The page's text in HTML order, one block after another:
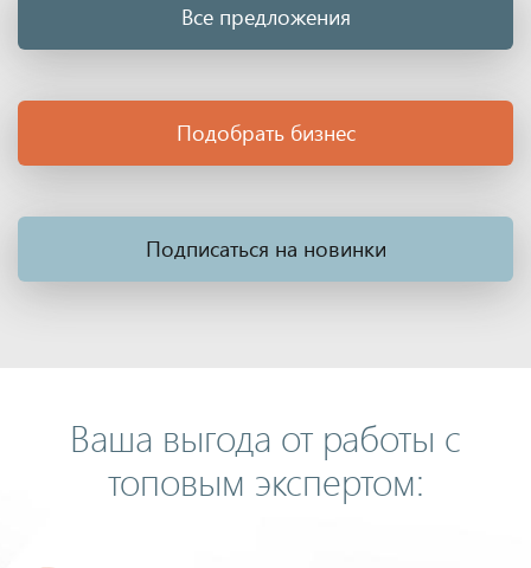
Все предложения
Подобрать бизнес
Подписаться на новинки
Ваша выгода от работы с
топовым экспертом: